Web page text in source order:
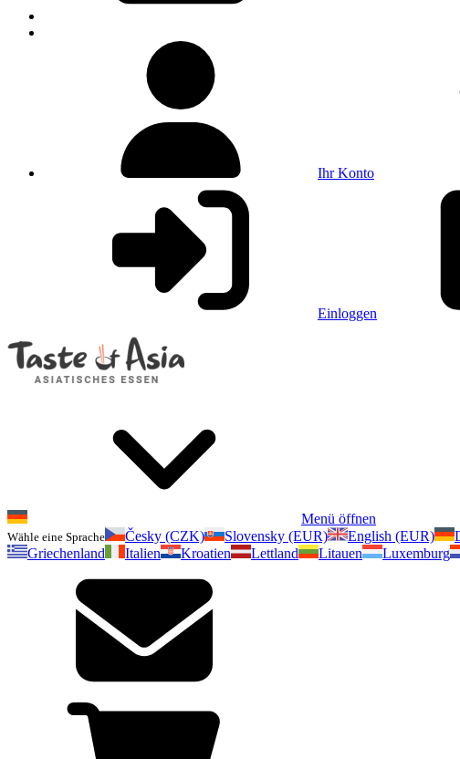
Ihr Konto
Einloggen
Menü öffnen
Wähle eine Sprache Česky (CZK) Slovensky (EUR) English (EUR)
Griechenland
Italien Kroatien Lettland Litauen Luxemburg